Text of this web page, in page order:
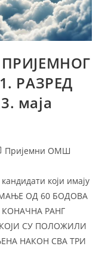
РАЗРЕД
маја
Пријемни ОМШ
који имају
ОД 60 БОДОВА
РАНГ
СУ ПОЛОЖИЛИ
НАКОН СВА ТРИ